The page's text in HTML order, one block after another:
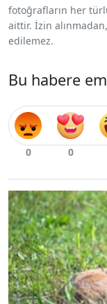
fotoğrafların her
aittir. İzin
edilemez.
Bu habere